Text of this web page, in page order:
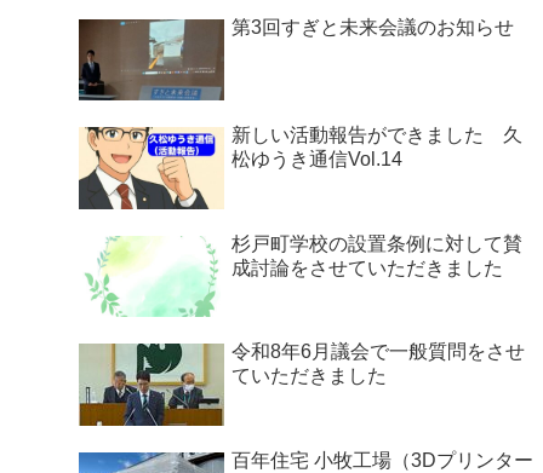
第3回すぎと未来会議のお知らせ
新しい活動報告ができました 久
松ゆうき通信Vol.14
杉戸町学校の設置条例に対して賛
成討論をさせていただきました
令和8年6月議会で一般質問をさせ
ていただきました
百年住宅 小牧工場（3Dプリンター